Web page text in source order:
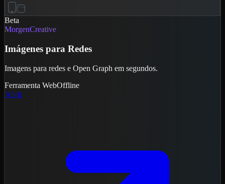
Beta
MorgenCreative
Imágenes para Redes
Imagens para redes e Open Graph em segundos.
Ferramenta WebOffline
Abrir